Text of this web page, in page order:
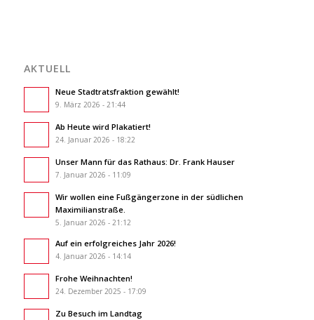
AKTUELL
Neue Stadtratsfraktion gewählt!
9. März 2026 - 21:44
Ab Heute wird Plakatiert!
24. Januar 2026 - 18:22
Unser Mann für das Rathaus: Dr. Frank Hauser
7. Januar 2026 - 11:09
Wir wollen eine Fußgängerzone in der südlichen
Maximilianstraße.
5. Januar 2026 - 21:12
Auf ein erfolgreiches Jahr 2026!
4. Januar 2026 - 14:14
Frohe Weihnachten!
24. Dezember 2025 - 17:09
Zu Besuch im Landtag